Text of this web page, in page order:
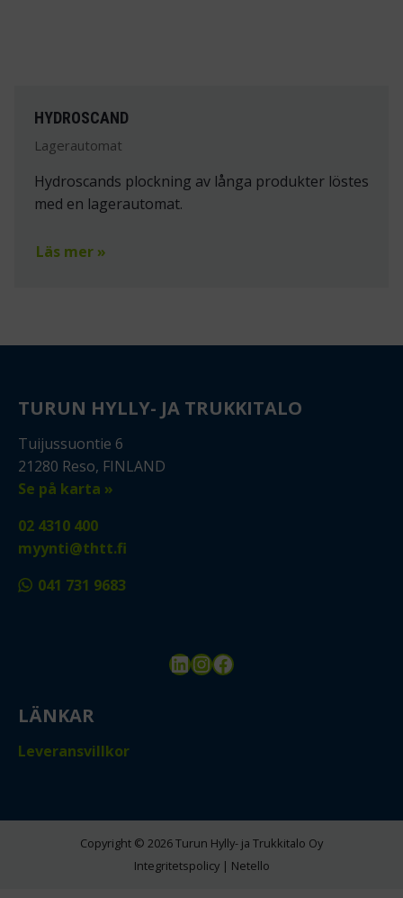
HYDROSCAND
Lagerautomat
Hydroscands plockning av långa produkter löstes
med en lagerautomat.
Läs mer »
TURUN HYLLY- JA TRUKKITALO
Tuijussuontie 6
21280 Reso, FINLAND
Se på karta »
02 4310 400
myynti@thtt.fi
041 731 9683
LinkedIn
Instagram
Facebook
LÄNKAR
Leveransvillkor
Copyright © 2026 Turun Hylly- ja Trukkitalo Oy
Integritetspolicy| Netello